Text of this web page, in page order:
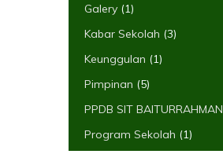
Galery (1)
Kabar Sekolah (3)
Keunggulan (1)
Pimpinan (5)
PPDB SIT BAITURRAHMAN
Program Sekolah (1)